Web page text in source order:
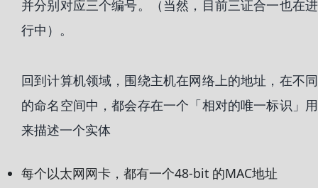
并分别对应三个编号。（当然，目前三证合一也在进
行中）。
回到计算机领域，围绕主机在网络上的地址，在不同
的命名空间中，都会存在一个「相对的唯一标识」用
来描述一个实体
每个以太网网卡，都有一个48-bit 的MAC地址